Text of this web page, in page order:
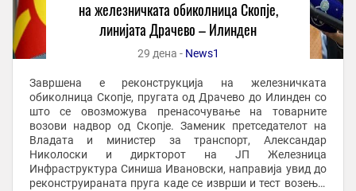
на железничката обиколница Скопје,
линијата Драчево – Илинден
29 дена - News1
Завршена е реконструкција на железничката
обиколница Скопје, пругата од Драчево до Илинден со
што се овозможува пренасочување на товарните
возови надвор од Скопје. Заменик претседателот на
Владата и министер за транспорт, Александар
Николоски и диркторот на ЈП Железница
Инфраструктура Синиша Ивановски, направија увид до
реконструираната пруга каде се изврши и тест возење.